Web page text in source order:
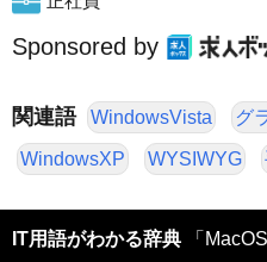
Sponsored by
関連語 WindowsVista グ
WindowsXP WYSIWYG
IT用語がわかる辞典 「